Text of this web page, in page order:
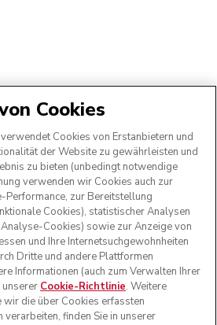
Cookies
verwendet Cookies von Erstanbietern und
der Website zu gewährleisten und
zu bieten (unbedingt notwendige
verwenden wir Cookies auch zur
zur Bereitstellung
Cookies), statistischer Analysen
Cookies) sowie zur Anzeige von
und Ihre Internetsuchgewohnheiten
Dritte und andere Plattformen
Informationen (auch zum Verwalten Ihrer
unserer Cookie-Richtlinie. Weitere
die über Cookies erfassten
finden Sie in unserer